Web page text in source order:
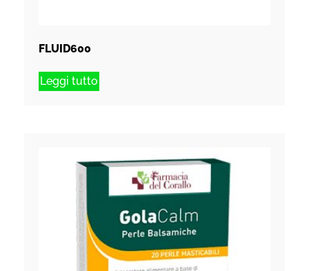
FLUID600
Leggi tutto